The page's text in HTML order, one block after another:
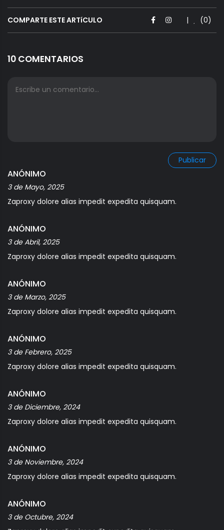
COMPARTE ESTE ARTíCULO | (0)
10 COMENTARIOS
Publicar
ANÓNIMO
3 de Mayo, 2025
Zaproxy dolore alias impedit expedita quisquam.
ANÓNIMO
3 de Abril, 2025
Zaproxy dolore alias impedit expedita quisquam.
ANÓNIMO
3 de Marzo, 2025
Zaproxy dolore alias impedit expedita quisquam.
ANÓNIMO
3 de Febrero, 2025
Zaproxy dolore alias impedit expedita quisquam.
ANÓNIMO
3 de Diciembre, 2024
Zaproxy dolore alias impedit expedita quisquam.
ANÓNIMO
3 de Noviembre, 2024
Zaproxy dolore alias impedit expedita quisquam.
ANÓNIMO
3 de Octubre, 2024